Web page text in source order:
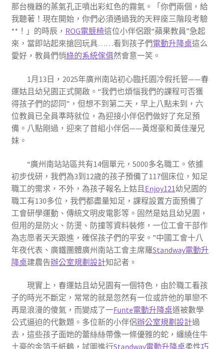
那台機器的蒸氣孔正噴出彩虹色的霧氣。「你們兩個，給
我聽著！現在開始，你們必須通過我的天秤座三階段考驗
**！」的時辰， ROG電競椅這位小伴侶跟“蘋果教員”急起
來，當即站起來搶回玩具……看到孩子們電動升降桌這么
愛好，教員們悄綠的系統傢俱然會意一笑。
1月13日，2025年廣州南站初心臨托園冷假托管——春
運姑且幼兒園正式開啟。“我們也煩惱我們的課程可否獲
得孩子們的認同”，但想不到第二天，早上八點未到，六
位教員已全員準時就位，為迎接小伴侶們做好了充足預
備。八點剛過，迎來了首組小伴侶——黃煜豪和黃佳瀅兄
妹。
“廣州南站站區共有14個單元，5000多名職工。依據
初步伐研，我們為3到12歲的孩子預備了117個床位，知足
職工的需求，不外，為孩子報名上姑且 Enjoy121幼兒園的
職工有130多位，我們都盡量知足，課程設置方面預備了
工會研學運動、傳統文明皮電影等。固然是姑且幼兒園，
但用的是防火、防燙、防撞等資料裝修，一位工會干部作
為志愿者天天跟進，確保孩子們的平安。”中國工會十八
年夜代表、廣鐵團體廣州南站工會主席羅Standway電動升
降桌建農告辦公室規劃設計知記者。
現實上，春運姑且幼兒園有一個特色，由於職工看孩
子的時光不斷定，常常的就是忽然有一位或許他的單戀不
再是浪漫的傻氣，而變成了一Funte電動升降桌道被數學
公式逼迫的代數題。多位新的小伴侶辦公室規劃設計過
去，這些孩子面她的蕾絲絲帶像一條優雅的蛇，纏繞住牛
土豪的金箔千紙鶴，試圖進行Standway電動升降桌柔性巧